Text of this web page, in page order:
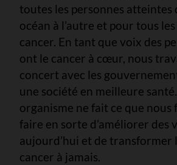
toutes les personnes atteintes
océan à l’autre et pour tous
cancer. En tant que voix des
ont le cancer à cœur, nous
concert avec les
une société en meilleure
organisme ne fait ce que nous
faire en sorte d’améliorer des
aujourd’hui et de transformer
cancer à jamais.